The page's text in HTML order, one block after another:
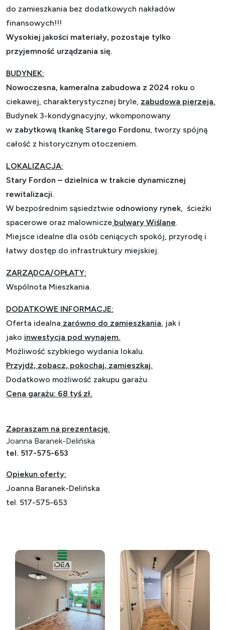
do zamieszkania bez dodatkowych nakładów
finansowych!!!
Wysokiej jakości materiały, pozostaje tylko
przyjemność urządzania się.
BUDYNEK:
Nowoczesna, kameralna zabudowa z 2024 roku o
ciekawej, charakterystycznej bryle, zabudowa pierzeja.
Budynek 3-kondygnacyjny, wkomponowany
w zabytkową tkankę Starego Fordonu , tworzy spójną
całość z historycznym otoczeniem.
LOKALIZACJA:
Stary Fordon – dzielnica w trakcie dynamicznej
rewitalizacji.
W bezpośrednim sąsiedztwie odnowiony rynek , ścieżki
spacerowe oraz malownicze bulwary Wiślane.
Miejsce idealne dla osób ceniących spokój, przyrodę i
łatwy dostęp do infrastruktury miejskiej.
ZARZĄDCA/OPŁATY:
Wspólnota Mieszkania.
DODATKOWE INFORMACJE:
Oferta idealna zarówno do zamieszkania , jak i
jako inwestycja pod wynajem.
Możliwość szybkiego wydania lokalu.
Przyjdź, zobacz, pokochaj, zamieszkaj.
Dodatkowo możliwość zakupu garażu.
Cena garażu: 68 tyś zł.
Zapraszam na prezentację.
Joanna Baranek-Delińska
tel. 517-575-653
Opiekun oferty:
Joanna Baranek-Delińska
tel. 517-575-653